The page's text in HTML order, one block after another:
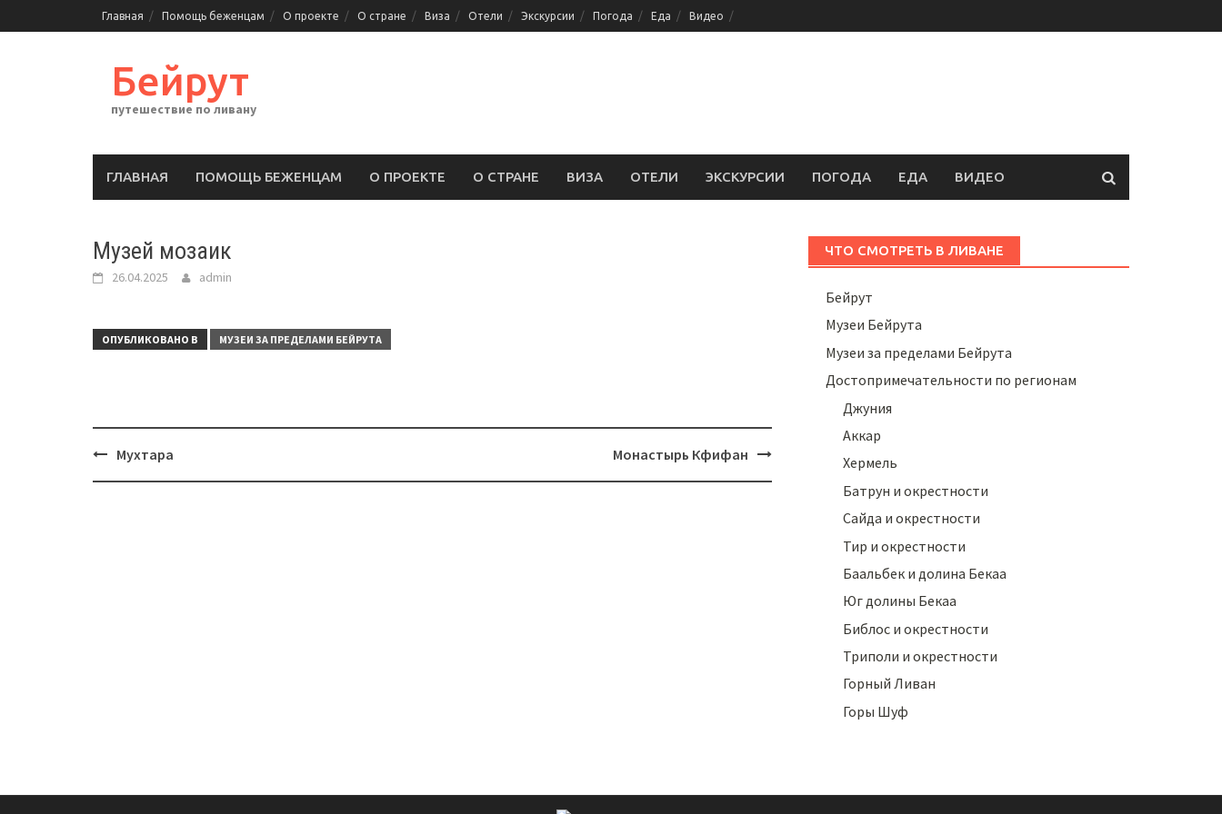
к
Главная Помощь беженцам О проекте О стране Виза Отели Экскурсии Погода Еда Видео
Бейрут
путешествие по ливану
ГЛАВНАЯ ПОМОЩЬ БЕЖЕНЦАМ О ПРОЕКТЕ О СТРАНЕ ВИЗА ОТЕЛИ ЭКСКУРСИИ ПОГОДА ЕДА ВИДЕО
Музей мозаик
26.04.2025 admin
ОПУБЛИКОВАНО В МУЗЕИ ЗА ПРЕДЕЛАМИ БЕЙРУТА
Навигация
Мухтара Монастырь Кфифан
ЧТО СМОТРЕТЬ В ЛИВАНЕ
Бейрут
Музеи Бейрута
Музеи за пределами Бейрута
Достопримечательности по регионам
Джуния
Аккар
Хермель
Батрун и окрестности
Сайда и окрестности
Тир и окрестности
Баальбек и долина Бекаа
Юг долины Бекаа
Библос и окрестности
Триполи и окрестности
Горный Ливан
Горы Шуф